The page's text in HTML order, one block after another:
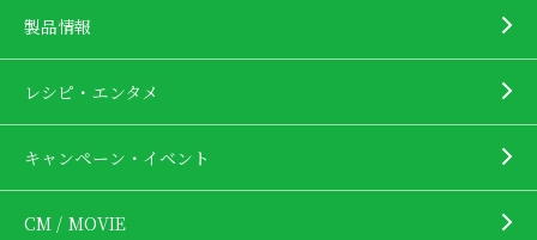
製品情報
レシピ・エンタメ
キャンペーン・イベント
CM / MOVIE